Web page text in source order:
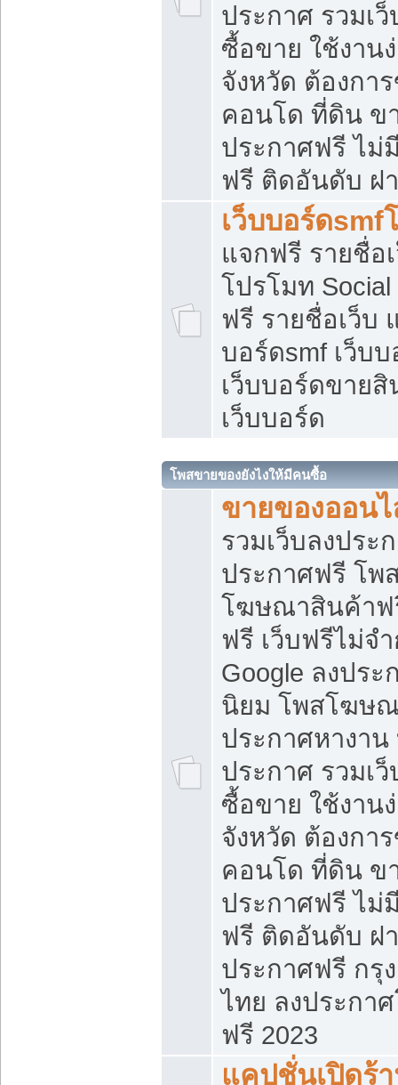
ประกาศ รวมเ
ซื้อขาย ใช้งาน
จังหวัด ต้องกา
คอนโด ที่ดิน ข
ประกาศฟรี ไม่
ฟรี ติดอันดับ ฝ
เว็บบอร์ดsmf
แจกฟรี รายชื่อ
โปรโมท
ฟรี รายชื่อเว็บ
บอร์ดsmf เว็บ
เว็บบอร์ดขาย
เว็บบอร์ด
โพสขายของยังไงให้มีคนซื้อ
ขายของออน
รวมเว็บลงประ
ประกาศฟรี โพ
โฆษณาสินค้าฟ
ฟรี เว็บฟรีไม่จ
Google ลงปร
นิยม โพสโฆษ
ประกาศหางาน
ประกาศ รวมเ
ซื้อขาย ใช้งาน
จังหวัด ต้องกา
คอนโด ที่ดิน ข
ประกาศฟรี ไม่
ฟรี ติดอันดับ ฝ
ประกาศฟรี กรุ
ไทย ลงประกา
ฟรี 2023
แคปชั่นเปิดร้